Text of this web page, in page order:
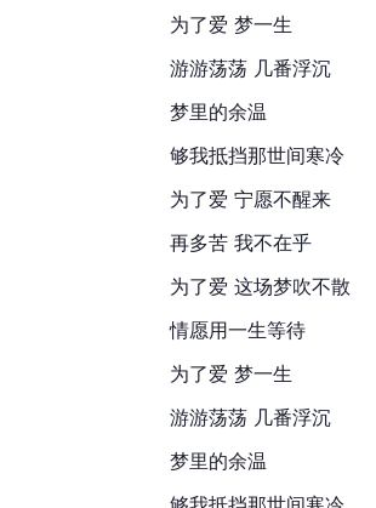
为了爱 梦一生
游游荡荡 几番浮沉
梦里的余温
够我抵挡那世间寒冷
为了爱 宁愿不醒来
再多苦 我不在乎
为了爱 这场梦吹不散
情愿用一生等待
为了爱 梦一生
游游荡荡 几番浮沉
梦里的余温